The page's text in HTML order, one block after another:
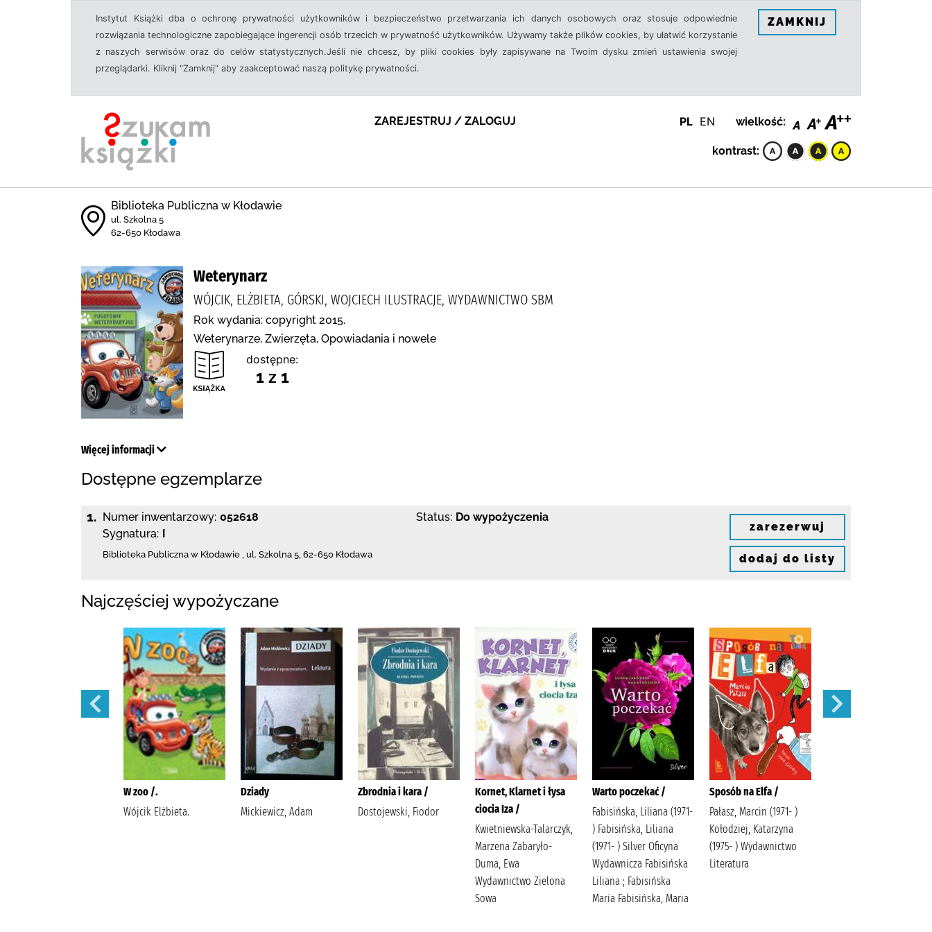
Instytut Książki dba o ochronę prywatności użytkowników i bezpieczeństwo przetwarzania ich danych osobowych oraz stosuje odpowiednie
rozwiązania technologiczne zapobiegające ingerencji osób trzecich w prywatność użytkowników. Używamy także plików cookies, by ułatwić korzystanie
z naszych serwisów oraz do celów statystycznych.Jeśli nie chcesz, by pliki cookies były zapisywane na Twoim dysku zmień ustawienia swojej
przeglądarki. Kliknij "Zamknij" aby zaakceptować naszą politykę prywatności.
ZAMKNIJ
ZAREJESTRUJ / ZALOGUJ PL EN wielkość:
kontrast:
Biblioteka Publiczna w Kłodawie
ul. Szkolna 5
62-650 Kłodawa
Weterynarz
WÓJCIK, ELŻBIETA, GÓRSKI, WOJCIECH ILUSTRACJE, WYDAWNICTWO SBM
Rok wydania: copyright 2015.
Weterynarze, Zwierzęta, Opowiadania i nowele
dostępne:
1 z 1
Więcej informacji
Dostępne egzemplarze
1. Numer inwentarzowy: 052618
Sygnatura: I
Status: Do wypożyczenia
Biblioteka Publiczna w Kłodawie , ul. Szkolna 5, 62-650 Kłodawa
zarezerwuj
dodaj do listy
Najczęściej wypożyczane
W zoo /.
Wójcik Elżbieta.
Dziady
Mickiewicz, Adam
Zbrodnia i kara /
Dostojewski, Fiodor
Kornet, Klarnet i łysa
ciocia Iza /
Kwietniewska-Talarczyk,
Marzena Zabaryło-
Duma, Ewa
Wydawnictwo Zielona
Sowa
Warto poczekać /
Fabisińska, Liliana (1971-
) Fabisińska, Liliana
(1971- ) Silver Oficyna
Wydawnicza Fabisińska
Liliana ; Fabisińska
Maria Fabisińska, Maria
Sposób na Elfa /
Pałasz, Marcin (1971- )
Kołodziej, Katarzyna
(1975- ) Wydawnictwo
Literatura